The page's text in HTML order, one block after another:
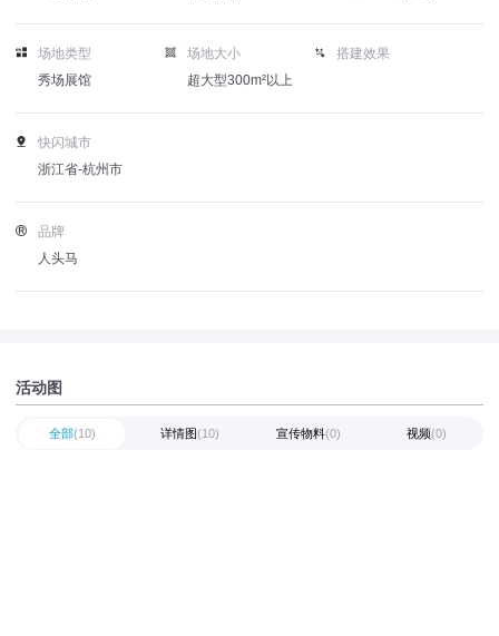
场地类型
秀场展馆
场地大小
超大型300m²以上
搭建效果
快闪城市
浙江省-杭州市
品牌
人头马
活动图
全部(10) 详情图(10) 宣传物料(0) 视频(0)